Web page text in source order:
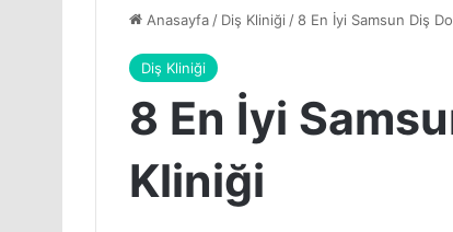
Anasayfa / Diş Kliniği /8 En İyi Samsun Diş
Diş Kliniği
8 En İyi
Kliniği